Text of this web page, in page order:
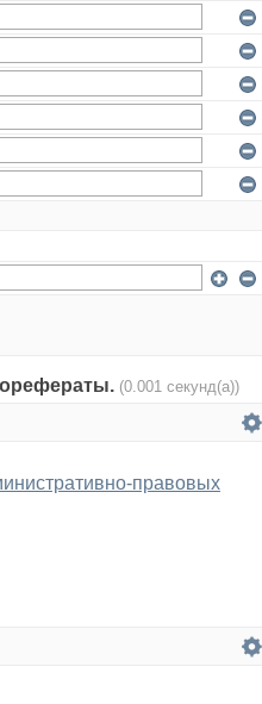
(0.001 секунд(а))
правовых